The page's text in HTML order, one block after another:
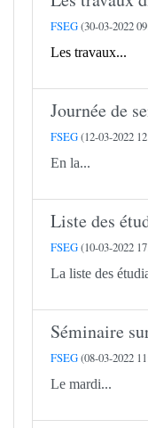
FSEG(30-03-2022
Les travaux...
Journée de
FSEG(12-03-2022
En la...
Liste des
FSEG(10-03-2022
La liste des
Séminaire
FSEG(08-03-2022
Le mardi...